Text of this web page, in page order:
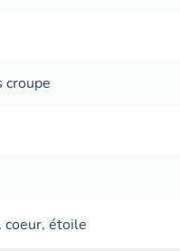
croupe
, coeur, étoile